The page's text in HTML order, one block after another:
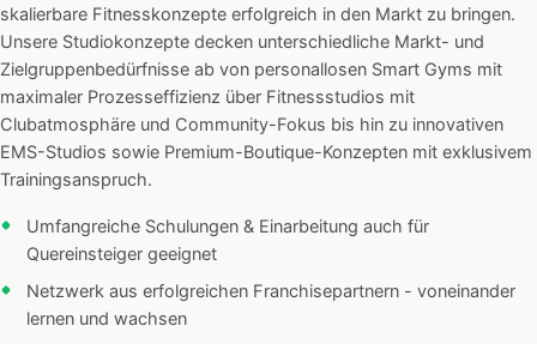
skalierbare Fitnesskonzepte erfolgreich in den Markt zu bringen.
Unsere Studiokonzepte decken unterschiedliche Markt- und
Zielgruppenbedürfnisse ab von personallosen Smart Gyms mit
maximaler Prozesseffizienz über Fitnessstudios mit
Clubatmosphäre und Community-Fokus bis hin zu innovativen
EMS-Studios sowie Premium-Boutique-Konzepten mit exklusivem
Trainingsanspruch.
Umfangreiche Schulungen & Einarbeitung auch für
Quereinsteiger geeignet
Netzwerk aus erfolgreichen Franchisepartnern - voneinander
lernen und wachsen